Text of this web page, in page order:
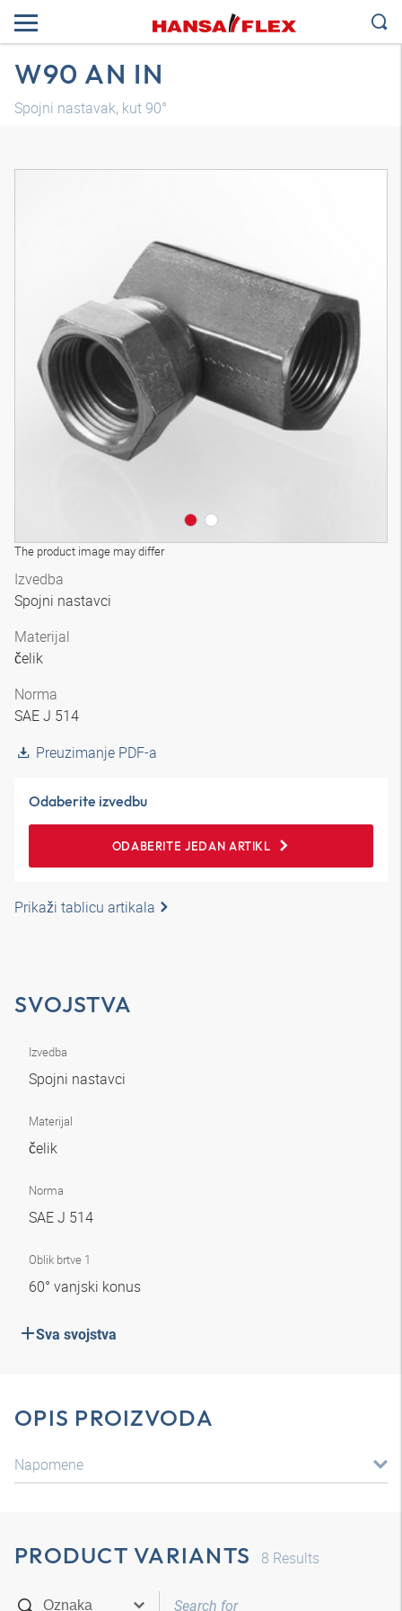
W90 AN IN
Spojni nastavak, kut 90°
The product image may differ
Izvedba
Spojni nastavci
Materijal
čelik
Norma
SAE J 514
Preuzimanje PDF-a
Odaberite izvedbu
ODABERITE JEDAN ARTIKL
Prikaži tablicu artikala
SVOJSTVA
Izvedba
Spojni nastavci
Materijal
čelik
Norma
SAE J 514
Oblik brtve 1
60° vanjski konus
Sva svojstva
OPIS PROIZVODA
Napomene
PRODUCT VARIANTS 8 Results